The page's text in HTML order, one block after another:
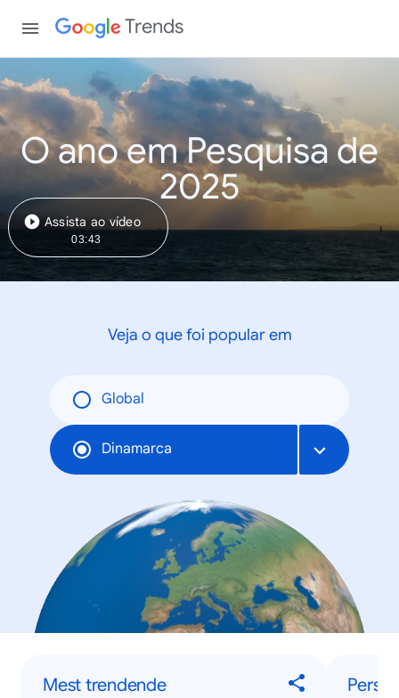
Trends
O ano em Pesquisa de
2025
Assista ao vídeo
03:43
Veja o que foi popular em
Global
Dinamarca
Mest trendende